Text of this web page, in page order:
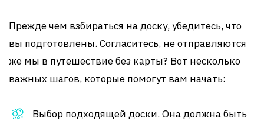
Прежде чем взбираться на доску, убедитесь, что
вы подготовлены. Согласитесь, не отправляются
же мы в путешествие без карты? Вот несколько
важных шагов, которые помогут вам начать:
Выбор подходящей доски. Она должна быть